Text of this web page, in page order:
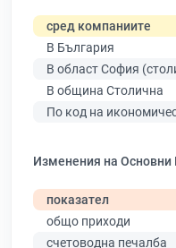
сред компаниите
В България
В област София
В община Столична
По код на
Изменения на Основни
показател
общо приходи
счетоводна печалба